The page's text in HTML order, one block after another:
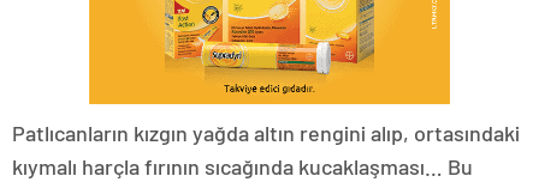
Patlıcanların kızgın yağda altın rengini alıp, ortasındaki
kıymalı harçla fırının sıcağında kucaklaşması… Bu